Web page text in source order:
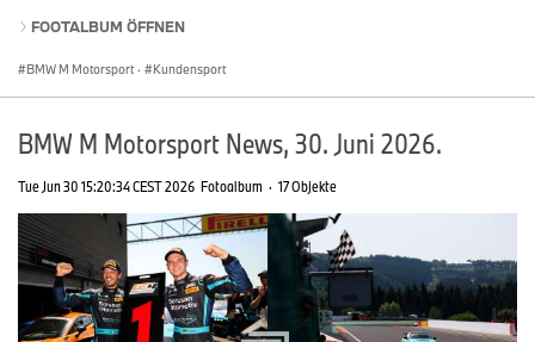
FOOTALBUM ÖFFNEN
BMW M Motorsport · Kundensport
BMW M Motorsport News, 30. Juni 2026.
Tue Jun 30 15:20:34 CEST 2026 Fotoalbum · 17 Objekte